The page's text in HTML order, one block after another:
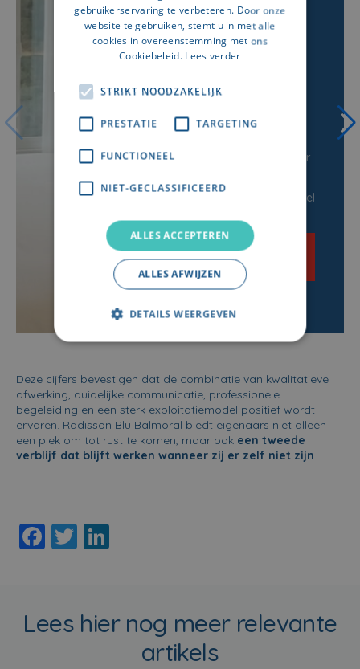
Het Radisson Blu
Balmoral in Bouillon
biedt dezelfde
een 4-sterren
hotelresidentie die
professioneel beheer
rendementspotentieel
combineert.
ONTDEK HET
PROJECT →
Deze cijfers bevestigen dat de combinatie van kwalitatieve
afwerking, duidelijke communicatie, professionele
begeleiding en een sterk exploitatiemodel positief wordt
ervaren. Radisson Blu Balmoral biedt eigenaars niet alleen
een plek om tot rust te komen, maar ook een tweede
verblijf dat blijft werken wanneer zij er zelf niet zijn.
F
e
b
T
er e
dI
Lees hier nog meer relevante
artikels
gebruikerservaring te verbeteren. Door onze
website te gebruiken, stemt u in met alle
cookies in overeenstemming met ons
Cookiebeleid. Lees verder
STRIKT NOODZAKELIJK
PRESTATIE TARGETING
FUNCTIONEEL
NIET-GECLASSIFICEERD
ALLES ACCEPTEREN
ALLES AFWIJZEN
DETAILS WEERGEVEN